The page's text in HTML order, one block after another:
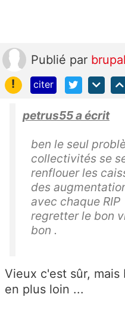
Publié par
!
citer
petrus55 a écrit
ben le seul
collectivités se
renflouer les
des
avec chaque
regretter le bon
bon .
Vieux c'est sûr,
en plus loin ...